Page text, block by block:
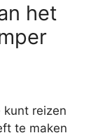
het
kunt reizen
te maken